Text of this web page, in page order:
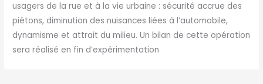
usagers de la rue et à la vie urbaine : sécurité accrue des
piétons, diminution des nuisances liées à l’automobile,
dynamisme et attrait du milieu. Un bilan de cette opération
sera réalisé en fin d’expérimentation